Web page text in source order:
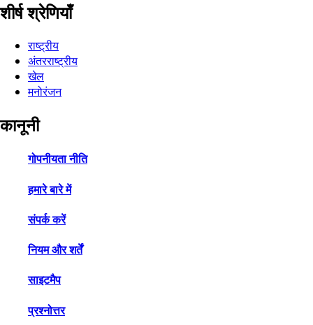
शीर्ष श्रेणियाँ
राष्ट्रीय
अंतरराष्ट्रीय
खेल
मनोरंजन
कानूनी
गोपनीयता नीति
हमारे बारे में
संपर्क करें
नियम और शर्तें
साइटमैप
प्रश्नोत्तर